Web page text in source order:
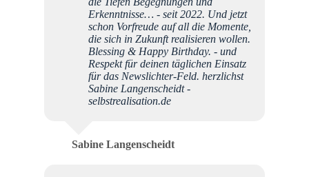
Erkenntnisse… - seit 2022. Und jetzt
schon Vorfreude auf all die Momente,
die sich in Zukunft realisieren wollen.
Blessing & Happy Birthday. - und
Respekt für deinen täglichen Einsatz
für das Newslichter-Feld. herzlichst
Sabine Langenscheidt -
selbstrealisation.de
Sabine Langenscheidt